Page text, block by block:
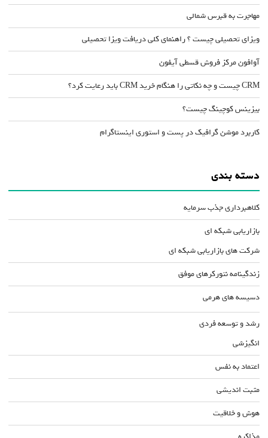
مهاجرت به قبرس شمالی
ویزای تحصیلی چیست ؟ راهنمای کلی دریافت ویزا تحصیلی
آوافون مرکز فروش قسطی آیفون
CRM چیست و چه نکاتی را هنگام خرید CRM باید رعایت کرد؟
بیزینس کوچینگ چیست؟
کاربرد موشن گرافیک در پست و استوری اینستاگرام
دسته بندی
کلاهبرداری جذب سرمایه
بازاریابی شبکه ای
شرکت های بازاریابی شبکه ای
زندگینامه نتورکرهای موفق
دسیسه های هرمی
رشد و توسعه فردی
انگیزشی
اعتماد به نفس
مثبت اندیشی
هوش و خلاقیت